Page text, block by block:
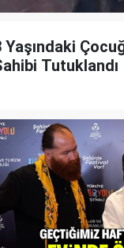
Yaşındaki
Tutuklandı